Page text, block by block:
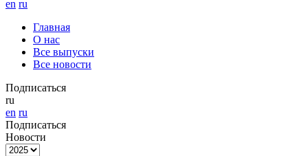
en ru
Главная
О нас
Все выпуски
Все новости
Подписаться
ru
en ru
Подписаться
Новости